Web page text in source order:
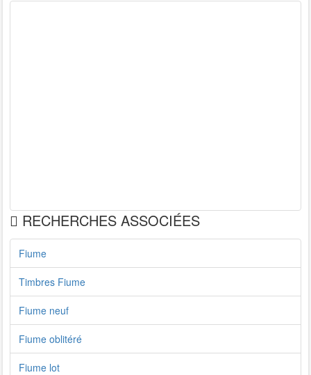
RECHERCHES ASSOCIÉES
Fiume
Timbres Fiume
Fiume neuf
Fiume oblitéré
Fiume lot